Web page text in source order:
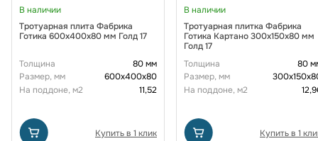
В наличии
Тротуарная плита Фабрика
Готика 600х400х80 мм Голд 17
Толщина
80 мм
Размер, мм
600х400х80
На поддоне, м2
11,52
Купить в 1 клик
В наличии
Тротуарная плитка Фабрика
Готика Картано 300х150х80 мм
Голд 17
Толщина
80
Размер, мм
На поддоне, м2
Купить в 1